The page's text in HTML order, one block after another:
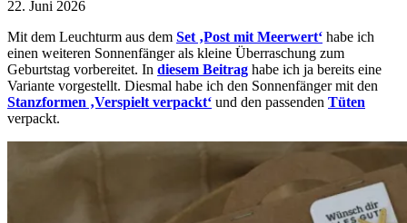
22. Juni 2026
Mit dem Leuchturm aus dem Set ‚Post mit Meerwert‘ habe ich
einen weiteren Sonnenfänger als kleine Überraschung zum
Geburtstag vorbereitet. In diesem Beitrag habe ich ja bereits eine
Variante vorgestellt. Diesmal habe ich den Sonnenfänger mit den
Stanzformen ‚Verspielt verpackt‘ und den passenden Tüten
verpackt.